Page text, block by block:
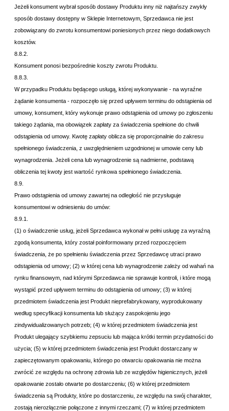
Jeżeli konsument wybrał sposób dostawy Produktu inny niż najtańszy zwykły
sposób dostawy dostępny w Sklepie Internetowym, Sprzedawca nie jest
zobowiązany do zwrotu konsumentowi poniesionych przez niego dodatkowych
kosztów.
8.8.2.
Konsument ponosi bezpośrednie koszty zwrotu Produktu.
8.8.3.
W przypadku Produktu będącego usługą, której wykonywanie - na wyraźne
żądanie konsumenta - rozpoczęło się przed upływem terminu do odstąpienia od
umowy, konsument, który wykonuje prawo odstąpienia od umowy po zgłoszeniu
takiego żądania, ma obowiązek zapłaty za świadczenia spełnione do chwili
odstąpienia od umowy. Kwotę zapłaty oblicza się proporcjonalnie do zakresu
spełnionego świadczenia, z uwzględnieniem uzgodnionej w umowie ceny lub
wynagrodzenia. Jeżeli cena lub wynagrodzenie są nadmierne, podstawą
obliczenia tej kwoty jest wartość rynkowa spełnionego świadczenia.
8.9.
Prawo odstąpienia od umowy zawartej na odległość nie przysługuje
konsumentowi w odniesieniu do umów:
8.9.1.
(1) o świadczenie usług, jeżeli Sprzedawca wykonał w pełni usługę za wyraźną
zgodą konsumenta, który został poinformowany przed rozpoczęciem
świadczenia, że po spełnieniu świadczenia przez Sprzedawcę utraci prawo
odstąpienia od umowy; (2) w której cena lub wynagrodzenie zależy od wahań na
rynku finansowym, nad którymi Sprzedawca nie sprawuje kontroli, i które mogą
wystąpić przed upływem terminu do odstąpienia od umowy; (3) w której
przedmiotem świadczenia jest Produkt nieprefabrykowany, wyprodukowany
według specyfikacji konsumenta lub służący zaspokojeniu jego
zindywidualizowanych potrzeb; (4) w której przedmiotem świadczenia jest
Produkt ulegający szybkiemu zepsuciu lub mająca krótki termin przydatności do
użycia; (5) w której przedmiotem świadczenia jest Produkt dostarczany w
zapieczętowanym opakowaniu, którego po otwarciu opakowania nie można
zwrócić ze względu na ochronę zdrowia lub ze względów higienicznych, jeżeli
opakowanie zostało otwarte po dostarczeniu; (6) w której przedmiotem
świadczenia są Produkty, które po dostarczeniu, ze względu na swój charakter,
zostają nierozłącznie połączone z innymi rzeczami; (7) w której przedmiotem